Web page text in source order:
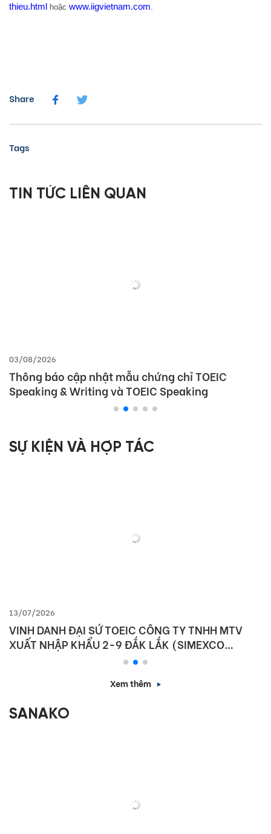
thieu.html hoặc www.iigvietnam.com.
Share
Tags
TIN TỨC LIÊN QUAN
03/08/2026
Thông báo cập nhật mẫu chứng chỉ TOEIC
Speaking & Writing và TOEIC Speaking
SỰ KIỆN VÀ HỢP TÁC
13/07/2026
VINH DANH ĐẠI SỨ TOEIC CÔNG TY TNHH MTV
XUẤT NHẬP KHẨU 2-9 ĐẮK LẮK (SIMEXCO
Xem thêm
SANAKO